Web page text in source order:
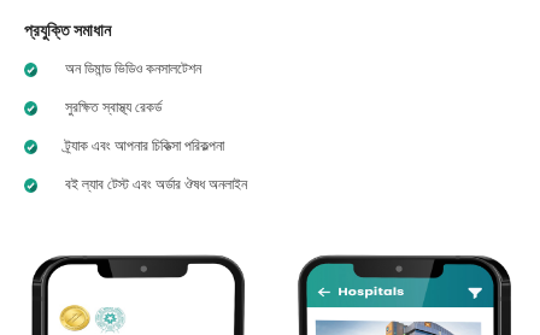
প্রযুক্তি সমাধান
অন ডিমান্ড ভিডিও কনসালটেশন
সুরক্ষিত স্বাস্থ্য রেকর্ড
ট্র্যাক এবং আপনার চিকিত্সা পরিকল্পনা
বই ল্যাব টেস্ট এবং অর্ডার ঔষধ অনলাইন